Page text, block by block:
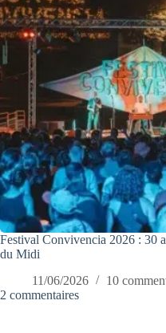
Festival Convivencia 2026 : 30
du Midi
11/06/2026
10
2 commentaires